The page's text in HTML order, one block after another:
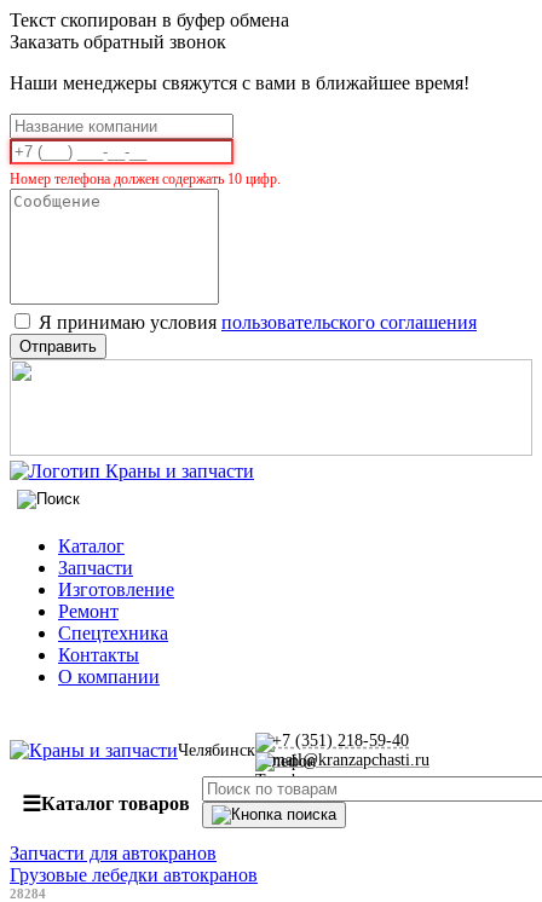
Текст скопирован в буфер обмена
Заказать обратный звонок
Наши менеджеры свяжутся с вами в ближайшее время!
Номер телефона должен содержать 10 цифр.
Я принимаю условия пользовательского соглашения
Отправить
Каталог
Запчасти
Изготовление
Ремонт
Спецтехника
Контакты
О компании
Челябинск
+7 (351) 218-59-40
mail@kranzapchasti.ru
☰Каталог товаров
Запчасти для автокранов
Грузовые лебедки автокранов
28284